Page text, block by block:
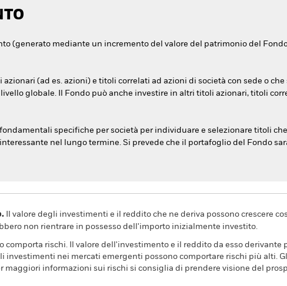
(generato mediante un incremento del valore del patrimonio del
(ad es. azioni) e titoli correlati ad azioni di società con sede o che
globale. Il Fondo può anche investire in altri titoli azionari, titoli
specifiche per società per individuare e selezionare titoli
nel lungo termine. Si prevede che il portafoglio del Fondo
Il valore degli investimenti e il reddito che ne deriva possono crescere
non rientrare in possesso dell'importo inizialmente investito.
comporta rischi. Il valore dell'investimento e il reddito da esso derivante
investimenti nei mercati emergenti possono comportare rischi più alti.
informazioni sui rischi si consiglia di prendere visione del